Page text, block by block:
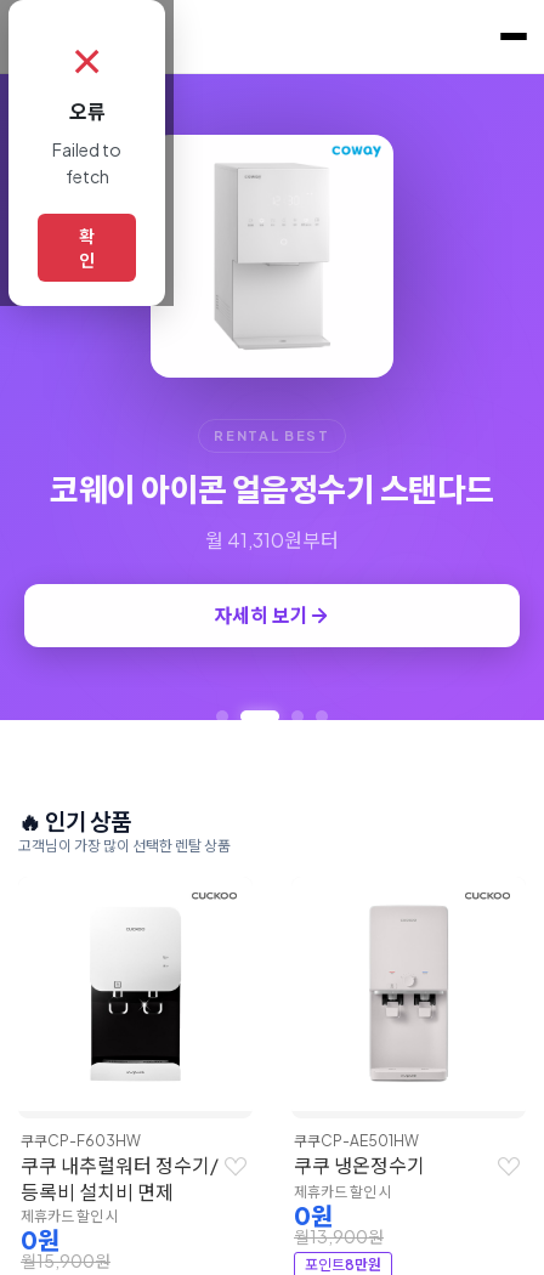
RENTAL BEST
코웨이 아이콘 얼음정수기 스탠다드
월 41,310원부터
자세히 보기
🔥 인기 상품
고객님이 가장 많이 선택한 렌탈 상품
쿠쿠CP-F603HW
쿠쿠 내추럴워터 정수기/
등록비 설치비 면제
제휴카드 할인 시
0원
월15,900원
쿠쿠CP-AE501HW
쿠쿠 냉온정수기
제휴카드 할인 시
0원
월13,900원
포인트8만원
✗
오류
Failed to
fetch
확
인